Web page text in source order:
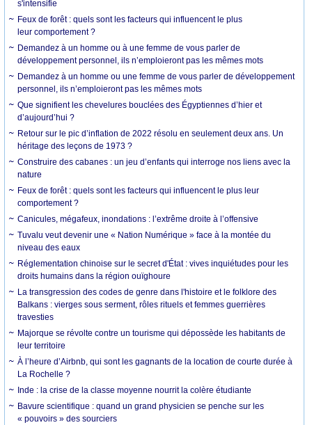
s'intensifie
Feux de forêt : quels sont les facteurs qui influencent le plus
leur comportement ?
Demandez à un homme ou à une femme de vous parler de
développement personnel, ils n’emploieront pas les mêmes mots
Demandez à un homme ou une femme de vous parler de développement
personnel, ils n’emploieront pas les mêmes mots
Que signifient les chevelures bouclées des Égyptiennes d’hier et
d’aujourd’hui ?
Retour sur le pic d’inflation de 2022 résolu en seulement deux ans. Un
héritage des leçons de 1973 ?
Construire des cabanes : un jeu d’enfants qui interroge nos liens avec la
nature
Feux de forêt : quels sont les facteurs qui influencent le plus leur
comportement ?
Canicules, mégafeux, inondations : l’extrême droite à l’offensive
Tuvalu veut devenir une « Nation Numérique » face à la montée du
niveau des eaux
Réglementation chinoise sur le secret d'État : vives inquiétudes pour les
droits humains dans la région ouïghoure
La transgression des codes de genre dans l'histoire et le folklore des
Balkans : vierges sous serment, rôles rituels et femmes guerrières
travesties
Majorque se révolte contre un tourisme qui dépossède les habitants de
leur territoire
À l’heure d’Airbnb, qui sont les gagnants de la location de courte durée à
La Rochelle ?
Inde : la crise de la classe moyenne nourrit la colère étudiante
Bavure scientifique : quand un grand physicien se penche sur les
« pouvoirs » des sourciers